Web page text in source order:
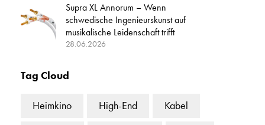
Supra XL Annorum – Wenn
schwedische Ingenieurskunst auf
musikalische Leidenschaft trifft
28.06.2026
Tag Cloud
Heimkino High-End Kabel